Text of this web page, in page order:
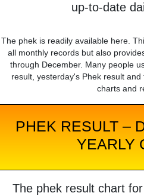
up-to-date
The phek is readily available here.
all monthly records but also
through December. Many people
result, yesterday's Phek result
charts and
PHEK RESULT –
YEARLY
The phek result chart